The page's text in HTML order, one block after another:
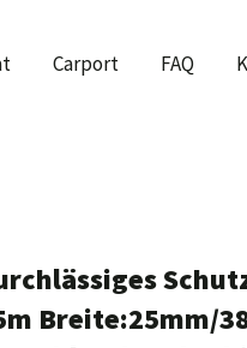
Carport FAQ
Breite:25mm/